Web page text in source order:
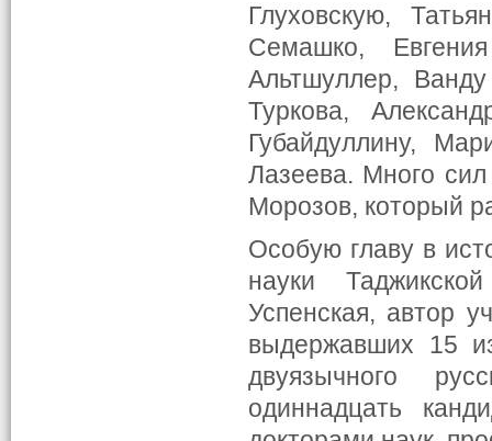
Глуховскую,
Семашко,
Альтшуллер,
Туркова,
Губайдуллину,
Лазеева. Много
Морозов, который
Особую главу в
науки
Успенская, автор
выдержавших 15
двуязычного
одиннадцать